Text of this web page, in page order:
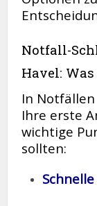
Notfall-
Havel:
In
Ihre erste
wichtige
sollten: